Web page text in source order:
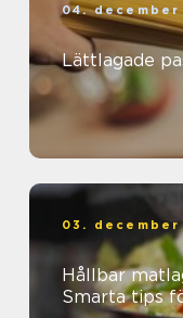
04. december
Lättlagade
03. december
Hållbar
Smarta tips